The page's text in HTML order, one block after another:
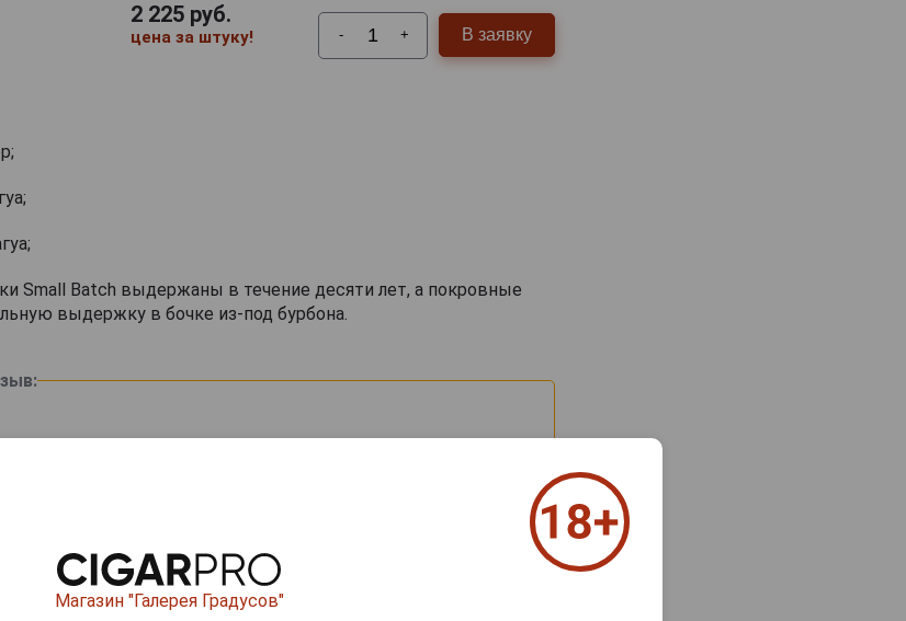
2 225руб.
цена за штуку! - + В заявку
Small Batch выдержаны в течение десяти лет, а покровные
выдержку в бочке из-под бурбона.
Магазин "Галерея Градусов"